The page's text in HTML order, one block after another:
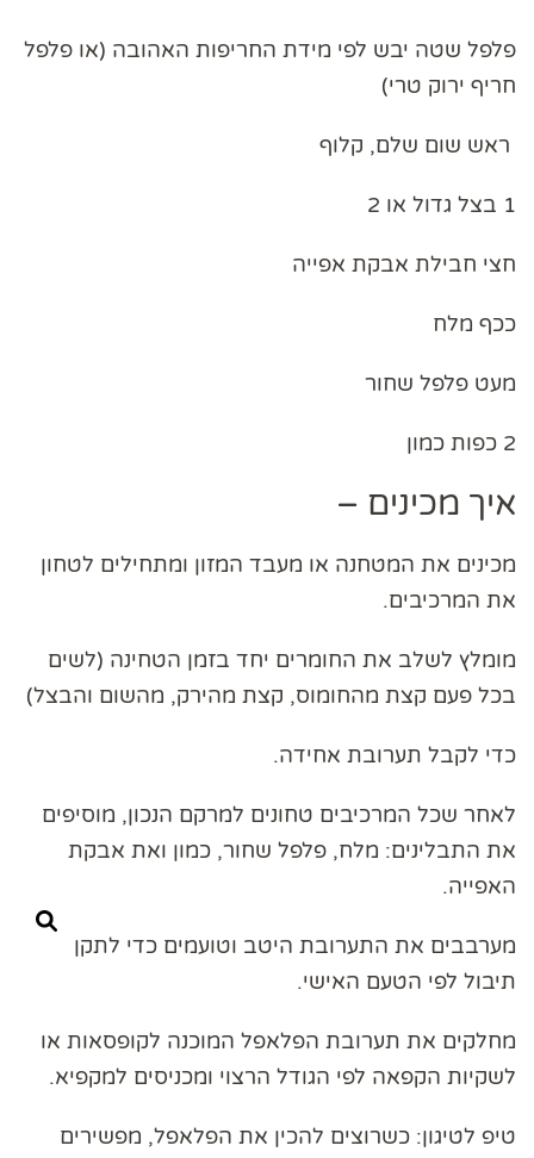
פלפל שטה יבש לפי מידת החריפות האהובה (או פלפל
חריף ירוק טרי)
ראש שום שלם, קלוף
1 בצל גדול או 2
חצי חבילת אבקת אפייה
ככף מלח
מעט פלפל שחור
2 כפות כמון
איך מכינים –
מכינים את המטחנה או מעבד המזון ומתחילים לטחון
את המרכיבים.
מומלץ לשלב את החומרים יחד בזמן הטחינה (לשים
בכל פעם קצת מהחומוס, קצת מהירק, מהשום והבצל)
כדי לקבל תערובת אחידה.
לאחר שכל המרכיבים טחונים למרקם הנכון, מוסיפים
את התבלינים: מלח, פלפל שחור, כמון ואת אבקת
האפייה.
מערבבים את התערובת היטב וטועמים כדי לתקן
תיבול לפי הטעם האישי.
מחלקים את תערובת הפלאפל המוכנה לקופסאות או
לשקיות הקפאה לפי הגודל הרצוי ומכניסים למקפיא.
טיפ לטיגון: כשרוצים להכין את הפלאפל, מפשירים